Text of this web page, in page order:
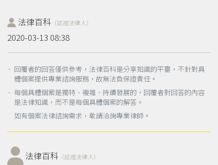
法律百科 （認證法律人）
2020-03-13 08:38
． 回覆者的回答僅供參考，法律百科是分享知識的平臺，不針對具
體個案提供專業諮詢服務，故無法負保證責任。
． 每個具體個案是獨特、複雜、持續發展的，回覆者對回答的內容
是法律知識，而不是每個具體個案的解答。
如有個案法律諮詢需求，敬請洽詢專業律師。
法律百科 （認證法律人）